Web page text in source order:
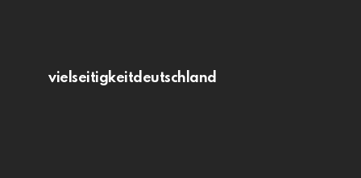
vielseitigkeitdeutschland